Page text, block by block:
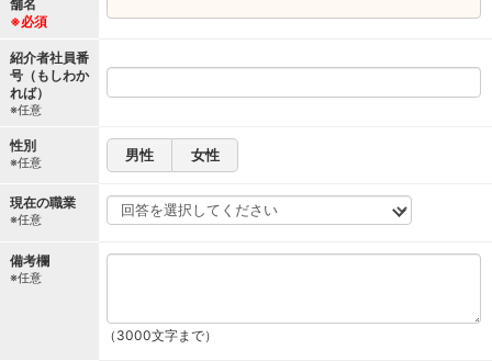
舗名
※必須
紹介者社員番
号（もしわか
れば）
※任意
性別
※任意 男性 女性
現在の職業
※任意
備考欄
※任意
（3000文字まで）